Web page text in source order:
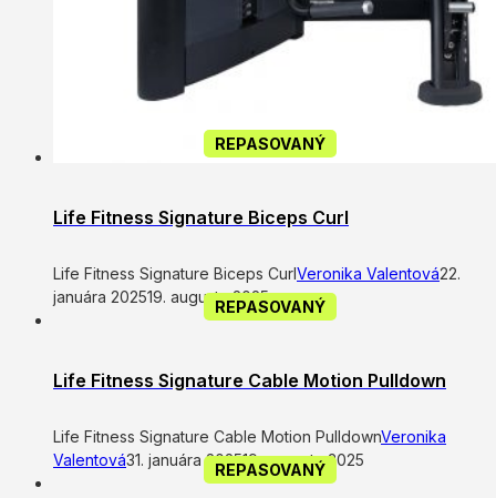
REPASOVANÝ
Life Fitness Signature Biceps Curl
Life Fitness Signature Biceps CurlVeronika Valentová22.
januára 202519. augusta 2025
REPASOVANÝ
Life Fitness Signature Cable Motion Pulldown
Life Fitness Signature Cable Motion PulldownVeronika
Valentová31. januára 202519. augusta 2025
REPASOVANÝ